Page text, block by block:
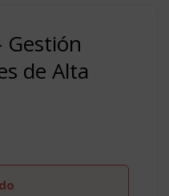
Gestión
de Alta